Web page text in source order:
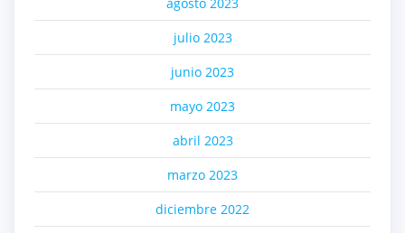
julio 2023
junio 2023
mayo 2023
abril 2023
marzo 2023
diciembre 2022